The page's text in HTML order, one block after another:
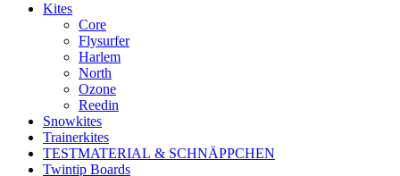
Kites
Core
Flysurfer
Harlem
North
Ozone
Reedin
Snowkites
Trainerkites
TESTMATERIAL & SCHNÄPPCHEN
Twintip Boards